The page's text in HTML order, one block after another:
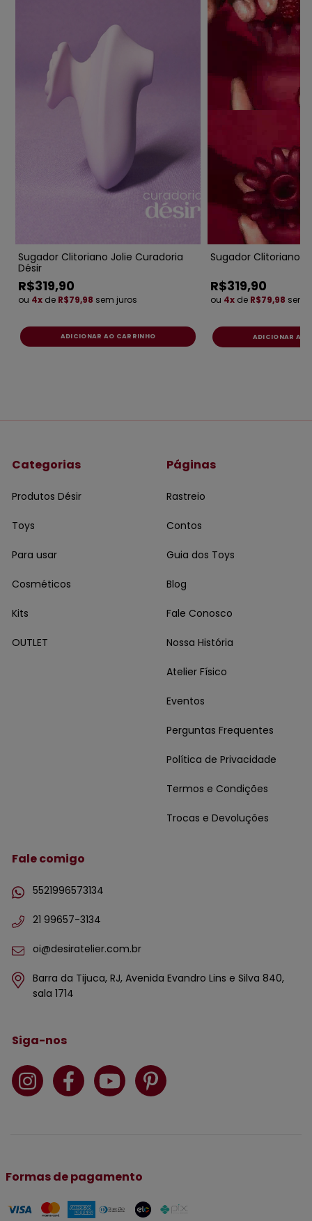
Sugador Clitoriano Jolie Curadoria
Désir
R$319,90
ou 4x de R$79,98 sem juros
Sugador Clitoriano
R$319,90
ou 4x de R$79,98 sem
ADICIONAR AO
Categorias
Produtos Désir
Toys
Para usar
Cosméticos
Kits
OUTLET
Páginas
Rastreio
Contos
Guia dos Toys
Blog
Fale Conosco
Nossa História
Atelier Físico
Eventos
Perguntas Frequentes
Política de Privacidade
Termos e Condições
Trocas e Devoluções
Fale comigo
5521996573134
21 99657-3134
oi@desiratelier.com.br
Barra da Tijuca, RJ, Avenida Evandro Lins e Silva 840,
sala 1714
Siga-nos
Formas de pagamento